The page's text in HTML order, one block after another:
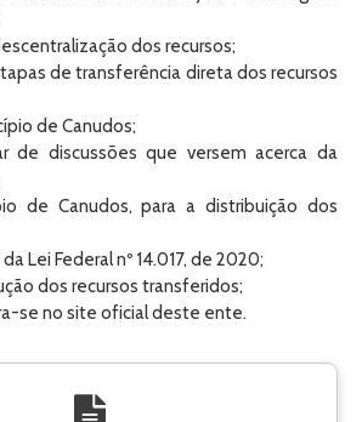
dos recursos;
de transferência direta dos recursos
de Canudos;
de discussões que versem acerca da
de Canudos, para a distribuição dos
Lei Federal nº 14.017, de 2020;
dos recursos transferidos;
se no site oficial deste ente.